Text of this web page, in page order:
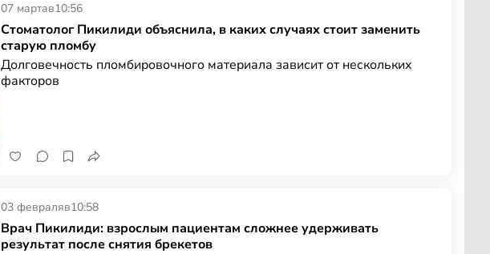
07 мартав10:56
Стоматолог Пикилиди объяснила, в каких случаях стоит заменить
старую пломбу
Долговечность пломбировочного материала зависит от нескольких
факторов
03 февраляв10:58
Врач Пикилиди: взрослым пациентам сложнее удерживать
результат после снятия брекетов